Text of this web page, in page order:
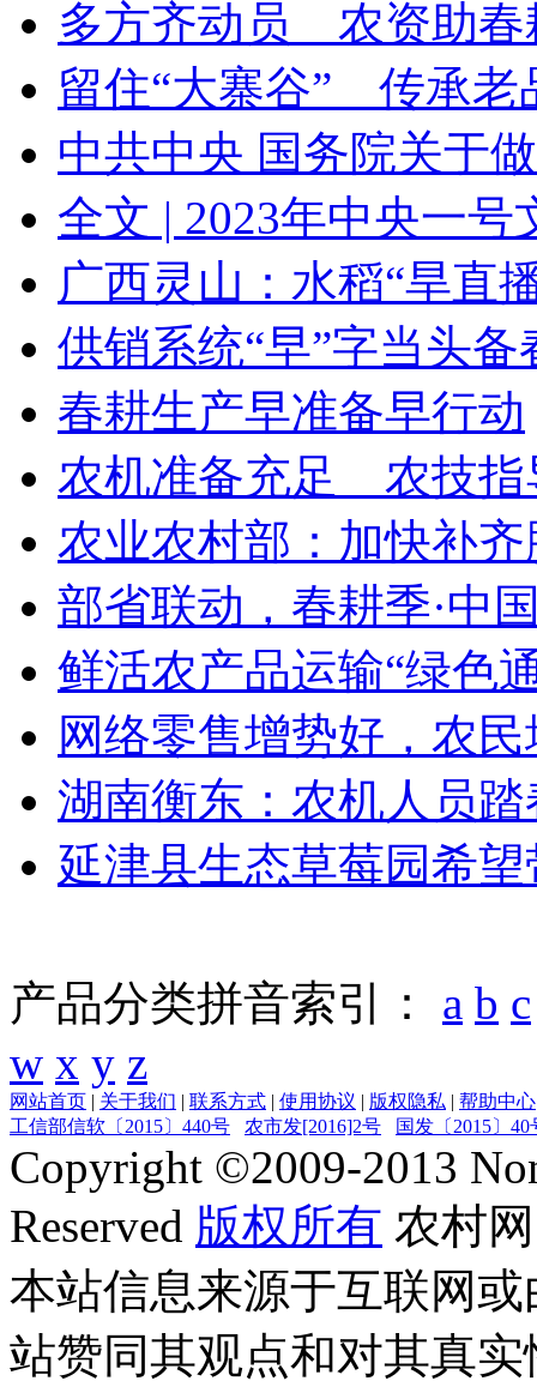
多方齐动员 农资助春
留住“大寨谷” 传承老
中共中央 国务院关于
全文 | 2023年中央一号
广西灵山：水稻“旱直
供销系统“早”字当头备
春耕生产早准备早行动
农机准备充足 农技指
农业农村部：加快补
部省联动，春耕季·中
鲜活农产品运输“绿色
网络零售增势好，农
湖南衡东：农机人员
延津县生态草莓园希
产品分类拼音索引： a b c
w x y z
网站首页 | 关于我们 | 联系方式 | 使用协议 | 版权隐私 | 帮助中心
工信部信软〔2015〕440号
农市发[2016]2号 国发〔2015〕40
Copyright ©2009-2013
Reserved 版权所有 农村网
本站信息来源于互联网
站赞同其观点和对其真